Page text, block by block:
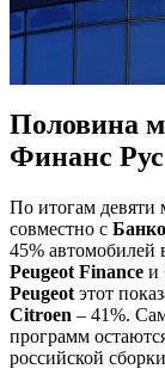
Половина
Финанс Рус
По итогам девяти
совместно с
45% автомобилей
Peugeot Finance и
Peugeot этот
Citroen – 41%.
программ
российской